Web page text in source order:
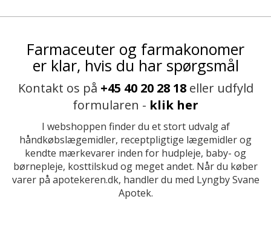
Farmaceuter og farmakonomer
er klar, hvis du har spørgsmål
Kontakt os på +45 40 20 28 18eller udfyld
formularen - klik her
I webshoppen finder du et stort udvalg af
håndkøbslægemidler, receptpligtige lægemidler og
kendte mærkevarer inden for hudpleje, baby- og
børnepleje, kosttilskud og meget andet. Når du køber
varer på apotekeren.dk, handler du med Lyngby Svane
Apotek.